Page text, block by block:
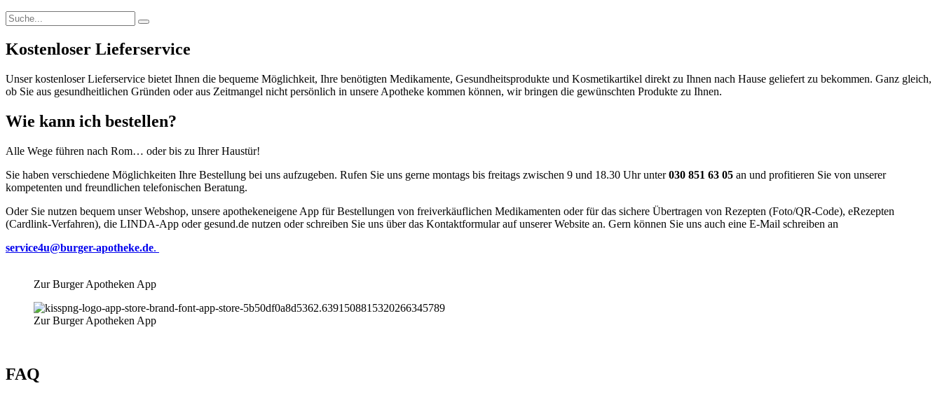
Kostenloser Lieferservice
Unser kostenloser Lieferservice bietet Ihnen die bequeme Möglichkeit, Ihre benötigten Medikamente, Gesundheitsprodukte und Kosmetikartikel direkt zu Ihnen nach Hause geliefert zu bekommen. Ganz gleich,
ob Sie aus gesundheitlichen Gründen oder aus Zeitmangel nicht persönlich in unsere Apotheke kommen können, wir bringen die gewünschten Produkte zu Ihnen.
Wie kann ich bestellen?
Alle Wege führen nach Rom… oder bis zu Ihrer Haustür!
Sie haben verschiedene Möglichkeiten Ihre Bestellung bei uns aufzugeben. Rufen Sie uns gerne montags bis freitags zwischen 9 und 18.30 Uhr unter030 851 63 05 an und profitieren Sie von unserer
kompetenten und freundlichen telefonischen Beratung.
Oder Sie nutzen bequem unser Webshop, unsere apothekeneigene App für Bestellungen von freiverkäuflichen Medikamenten oder für das sichere Übertragen von Rezepten (Foto/QR-Code), eRezepten
(Cardlink-Verfahren), die LINDA-App oder gesund.de nutzen oder schreiben Sie uns über das Kontaktformular auf unserer Website an. Gern können Sie uns auch eine E-Mail schreiben an
service4u@burger-apotheke.de.
Zur Burger Apotheken App
Zur Burger Apotheken App
FAQ